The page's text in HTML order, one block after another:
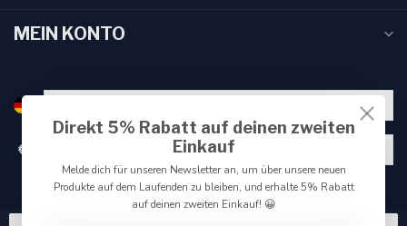
MEIN KONTO
€
Direkt 5% Rabatt auf deinen zweiten
Einkauf
Melde dich für unseren Newsletter an, um über unsere neuen
Produkte auf dem Laufenden zu bleiben, und erhalte 5% Rabatt
auf deinen zweiten Einkauf! 😀